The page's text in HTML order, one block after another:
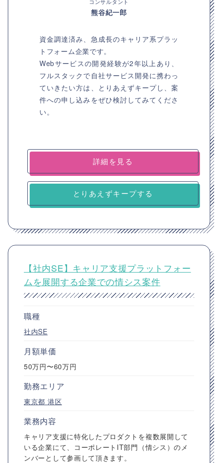
熊谷紀一郎
資金調達済み、急成長のキャリア系プラッ
トフォーム企業です。
Webサービスの開発経験が2年以上あり、
フルスタックで自社サービス開発に携わっ
ていきたい方は、とりあえずキープし、案
件への申し込みをぜひ検討してみてくださ
い。
詳細を見る
とりあえずキープする
【社内SE】キャリア支援プラットフォー
ムを展開する企業での情シス案件
職種
社内SE
月額単価
50万円〜60万円
勤務エリア
東京都 港区
業務内容
キャリア支援に特化したプロダクトを複数展開して
いる企業にて、コーポレートIT部門（情シス）のメ
ンバーとして参画して頂きます。